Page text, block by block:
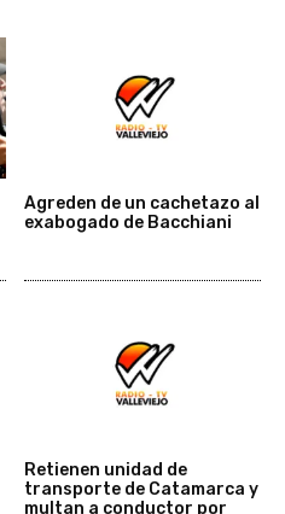
Agreden de un cachetazo al
exabogado de Bacchiani
Retienen unidad de
transporte de Catamarca y
multan a conductor por